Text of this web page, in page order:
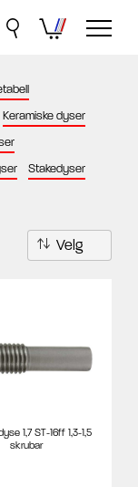
Keramiske dyser
Stakedyser
1,7 ST-16ff 1,3-1,5
skrubar